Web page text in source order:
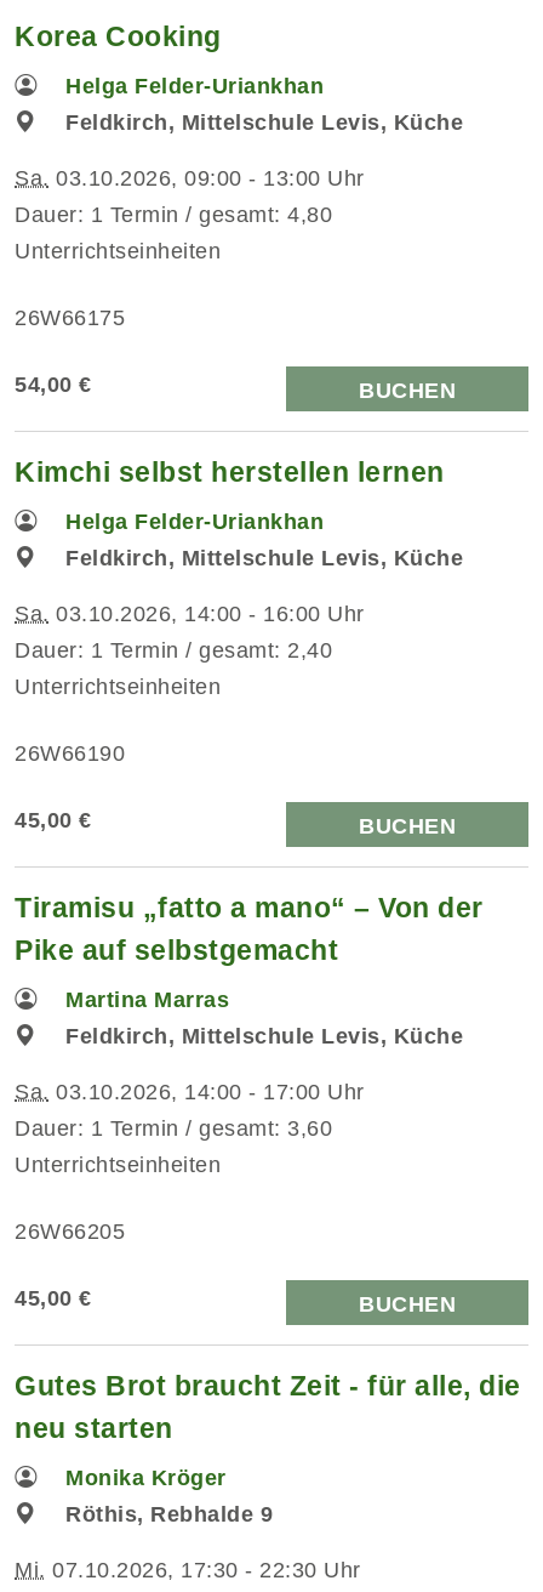
Korea Cooking
Helga Felder-Uriankhan
Feldkirch, Mittelschule Levis, Küche
Sa. 03.10.2026, 09:00 - 13:00 Uhr
Dauer: 1 Termin / gesamt: 4,80
Unterrichtseinheiten
26W66175
54,00 € BUCHEN
Kimchi selbst herstellen lernen
Helga Felder-Uriankhan
Feldkirch, Mittelschule Levis, Küche
Sa. 03.10.2026, 14:00 - 16:00 Uhr
Dauer: 1 Termin / gesamt: 2,40
Unterrichtseinheiten
26W66190
45,00 € BUCHEN
Tiramisu „fatto a mano“ – Von der
Pike auf selbstgemacht
Martina Marras
Feldkirch, Mittelschule Levis, Küche
Sa. 03.10.2026, 14:00 - 17:00 Uhr
Dauer: 1 Termin / gesamt: 3,60
Unterrichtseinheiten
26W66205
45,00 € BUCHEN
Gutes Brot braucht Zeit - für alle, die
neu starten
Monika Kröger
Röthis, Rebhalde 9
Mi. 07.10.2026, 17:30 - 22:30 Uhr